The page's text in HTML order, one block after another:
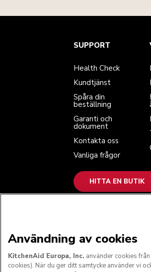
Health Check
Kundtjänst
Kontakta oss
Regler och villkor
Frakt och leverans
Varumärket
Vår historia
Hitta en butik
SUPPORT
Health Check
Kundtjänst
Spåra din
beställning
Garanti och
dokument
Kontakta oss
Vanliga frågor
HITTA EN BUTIK
Användning av cookies
KitchenAid Europa, Inc. använder cookies
cookies). När du ger ditt samtycke använder vi